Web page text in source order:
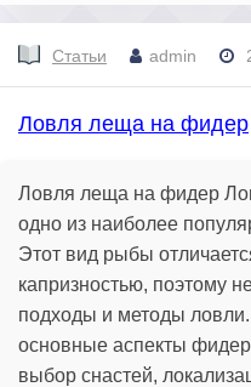
Статьи admin
Ловля леща на фидер
Ловля леща на фидер
одно из наиболее
Этот вид рыбы
капризностью, поэтому
подходы и методы
основные аспекты
выбор снастей,